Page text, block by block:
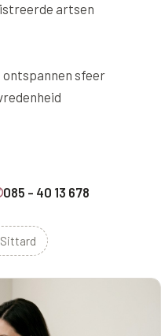
artsen
sfeer
085 - 40 13 678